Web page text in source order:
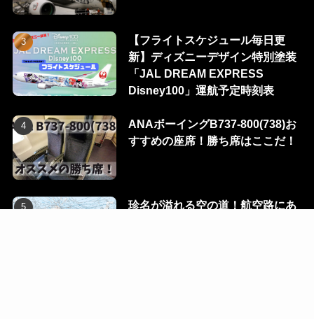
【フライトスケジュール毎日更
新】ディズニーデザイン特別塗装
「JAL DREAM EXPRESS
Disney100」運航予定時刻表
ANAボーイングB737-800(738)お
すすめの座席！勝ち席はここだ！
珍名が溢れる空の道！航空路にあ